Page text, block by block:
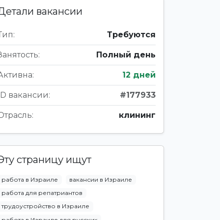
вакансии
Требуются
Полный день
12 дней
вакансии: #177933
клининг
страницу ищут
работа в Израиле
вакансии в Израиле
работа для репатриантов
трудоустройство в Израиле